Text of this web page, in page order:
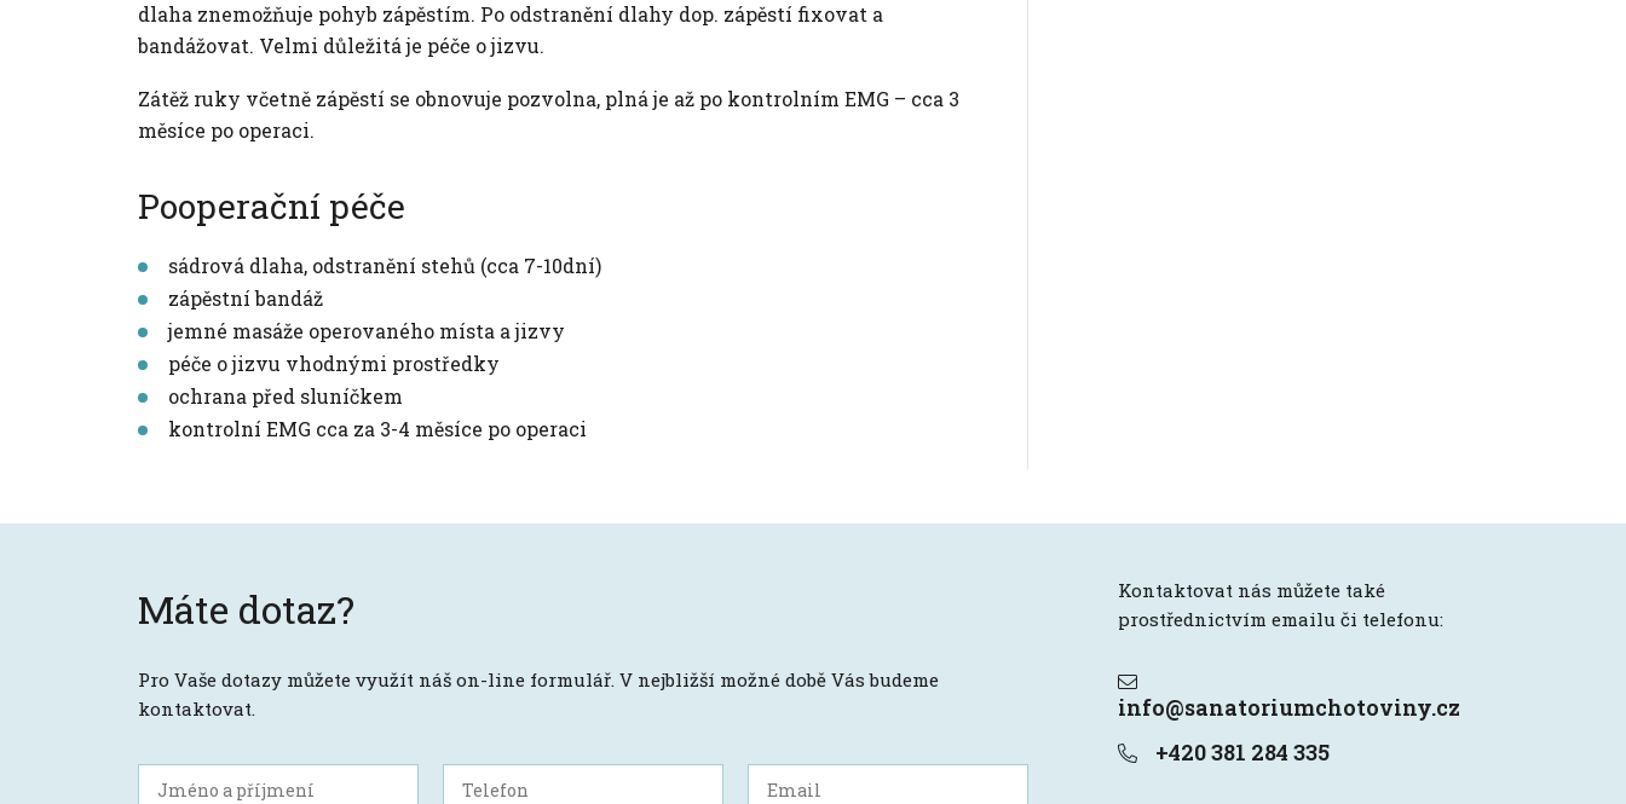
dlaha znemožňuje pohyb zápěstím. Po odstranění dlahy dop. zápěstí fixovat a
bandážovat. Velmi důležitá je péče o jizvu.
Zátěž ruky včetně zápěstí se obnovuje pozvolna, plná je až po kontrolním EMG – cca 3
měsíce po operaci.
Pooperační péče
sádrová dlaha, odstranění stehů (cca 7-10dní)
zápěstní bandáž
jemné masáže operovaného místa a jizvy
péče o jizvu vhodnými prostředky
ochrana před sluníčkem
kontrolní EMG cca za 3-4 měsíce po operaci
Máte dotaz?
Pro Vaše dotazy můžete využít náš on-line formulář. V nejbližší možné době Vás budeme
kontaktovat.
Kontaktovat nás můžete také
prostřednictvím emailu či telefonu:
info@sanatoriumchotoviny.cz
+420 381 284 335